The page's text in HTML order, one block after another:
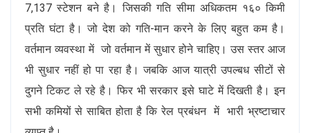
7,137 स्टेशन बने है। जिसकी गति सीमा अधिकतम १६० किमी
प्रति घंटा है। जो देश को गति-मान करने के लिए बहुत कम है।
वर्तमान व्यवस्था में जो वर्तमान में सुधार होने चाहिए। उस स्तर आज
भी सुधार नहीं हो पा रहा है। जबकि आज यात्री उपल्बध सीटों से
दुगने टिकट ले रहे है। फिर भी सरकार इसे घाटे में दिखती है। इन
सभी कमियों से साबित होता है कि रेल प्रबंधन में भारी भ्रष्टाचार